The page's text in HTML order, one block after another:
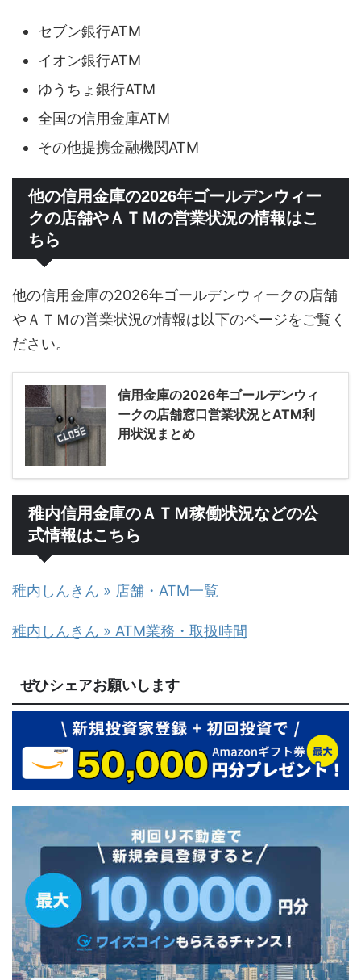
セブン銀行ATM
イオン銀行ATM
ゆうちょ銀行ATM
全国の信用金庫ATM
その他提携金融機関ATM
他の信用金庫の2026年ゴールデンウィー
クの店舗やＡＴＭの営業状況の情報はこ
ちら
他の信用金庫の2026年ゴールデンウィークの店舗
やＡＴＭの営業状況の情報は以下のページをご覧く
ださい。
信用金庫の2026年ゴールデンウィ
ークの店舗窓口営業状況とATM利
用状況まとめ
稚内信用金庫のＡＴＭ稼働状況などの公
式情報はこちら
稚内しんきん » 店舗・ATM一覧
稚内しんきん » ATM業務・取扱時間
ぜひシェアお願いします